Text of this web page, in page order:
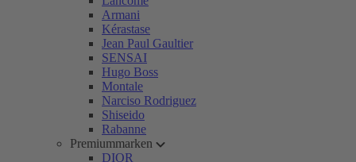
Armani
Kérastase
Jean Paul Gaultier
SENSAI
Hugo Boss
Montale
Narciso Rodriguez
Shiseido
Rabanne
Premiummarken
DIOR